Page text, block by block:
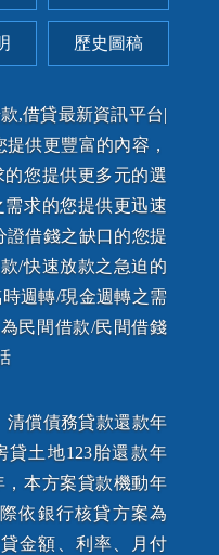
歷史圖稿
,借貸最新資訊平台|
供更豐富的內容，
您提供更多元的選
求的您提供更迅速
證借錢之缺口的您提
/快速放款之急迫的
週轉/現金週轉之需
民間借款/民間借錢
清償債務貸款還款年
貸土地123胎還款年
本方案貸款機動年
依銀行核貸方案為
金額、利率、月付